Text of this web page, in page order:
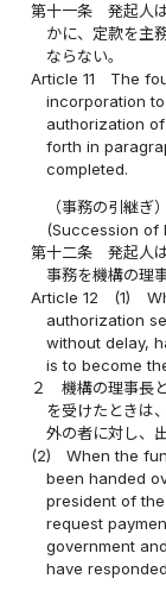
第十一条
発起人
かに、定款を主
ならない。
Article 11
The
incorporation
authorization
forth in
completed.
（事務の引継ぎ）
(Succession of
第十二条
発起人
事務を機構の理
Article 12
(1)
authorization
without delay,
is to become
２
機構の理事長
を受けたときは
外の者に対し、
(2)
When the
been handed
president of
request
government
have